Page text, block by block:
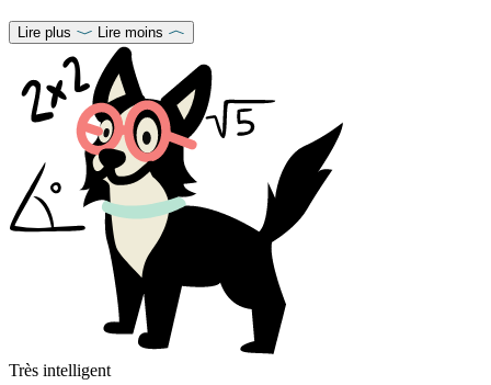
Lire plus Lire moins
Très intelligent